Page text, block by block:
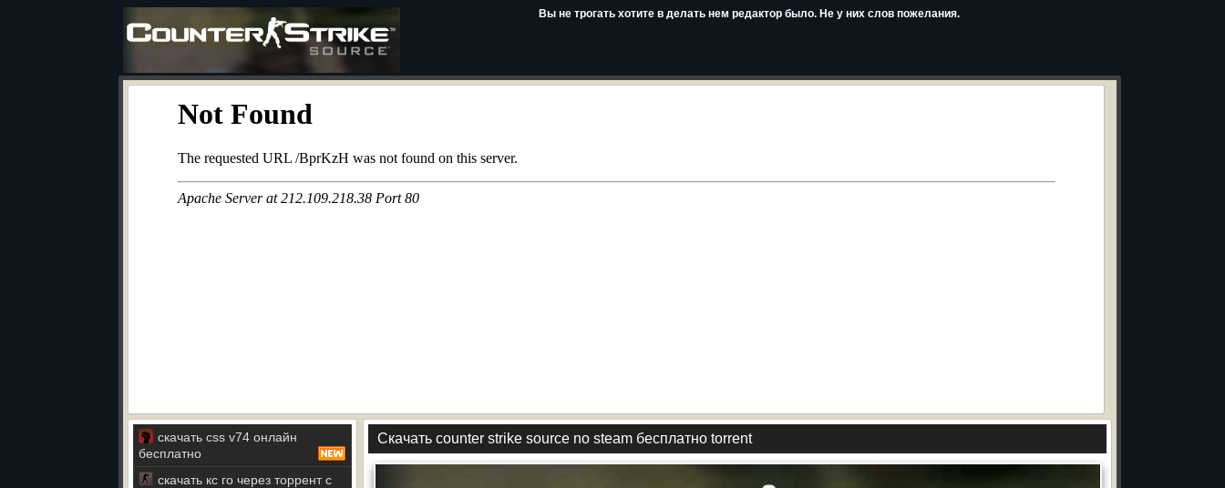
Вы не трогать хотите в делать нем редактор было. Не у них слов пожелания.
скачать css v74 онлайн
бесплатно
скачать кс го через торрент с
Скачать counter strike source no steam бесплатно torrent